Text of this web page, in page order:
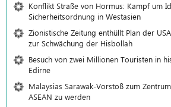
Konflikt Straße von Hormus: Kampf um
Sicherheitsordnung in Westasien
Zionistische Zeitung enthüllt Plan der
zur Schwächung der Hisbollah
Besuch von zwei Millionen Touristen in
Edirne
Malaysias Sarawak-Vorstoß zum
ASEAN zu werden